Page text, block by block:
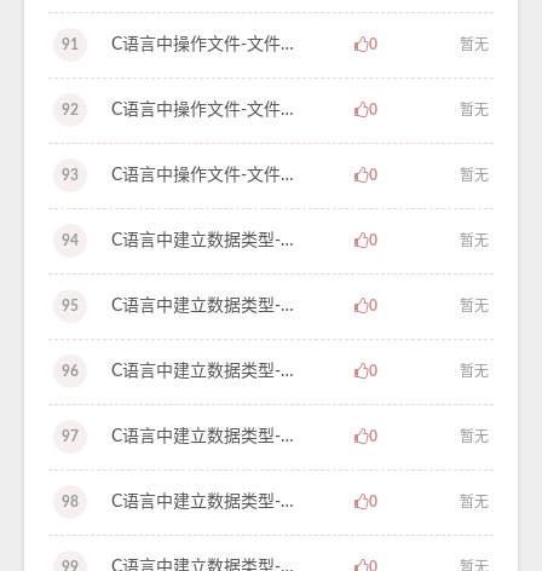
91 C语言中操作文件-文件类型指针-学习笔记-59 0 暂无
92 C语言中操作文件-文件分类和文件缓冲区-学习笔记-58 0 暂无
93 C语言中操作文件-文件和文件名-学习笔记-57 0 暂无
94 C语言中建立数据类型-使用 typedef 声明新类型名-学习笔记-56 0 暂无
95 C语言中建立数据类型-枚举类型-学习笔记-55 0 暂无
96 C语言中建立数据类型-共用体类型数据特点-学习笔记-54 0 暂无
97 C语言中建立数据类型-共用体类型和共用体变量-学习笔记-53 0 暂无
98 C语言中建立数据类型-输出动态链表-学习笔记-52 0 暂无
99 C语言中建立数据类型-建立动态链表-学习笔记-51 0 暂无